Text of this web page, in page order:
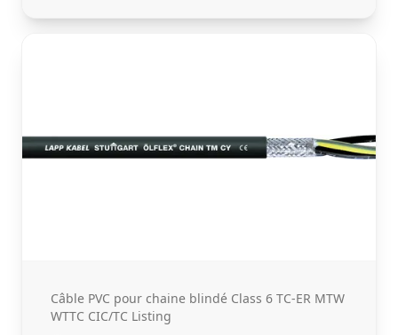
Câble PVC pour chaine blindé Class 6 TC-ER MTW
WTTC CIC/TC Listing